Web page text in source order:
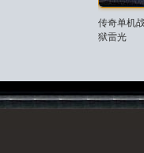
传奇单机
狱雷光